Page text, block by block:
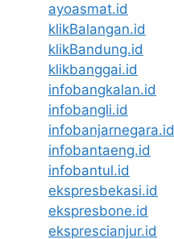
ayoasmat.id
klikBalangan.id
klikBandung.id
klikbanggai.id
infobangkalan.id
infobangli.id
infobanjarnegara.id
infobantaeng.id
infobantul.id
ekspresbekasi.id
ekspresbone.id
eksprescianjur.id